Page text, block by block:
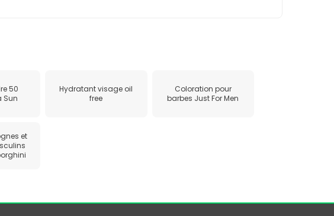
50
Sun
Hydratant visage oil
free
Coloration pour
barbes Just For Men
et